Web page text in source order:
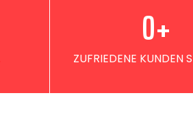
ZUFRIEDENE KUNDEN
0+